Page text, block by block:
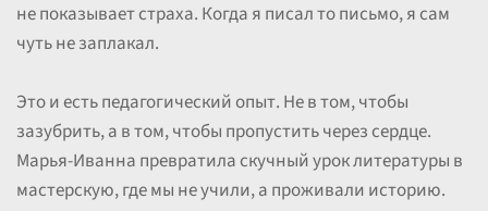
не показывает страха. Когда я писал то письмо, я сам
чуть не заплакал.
Это и есть педагогический опыт. Не в том, чтобы
зазубрить, а в том, чтобы пропустить через сердце.
Марья-Иванна превратила скучный урок литературы в
мастерскую, где мы не учили, а проживали историю.